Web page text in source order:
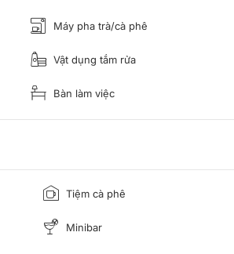
Máy pha trà/cà phê
Vật dụng tắm rửa
Bàn làm việc
Tiệm cà phê
Minibar